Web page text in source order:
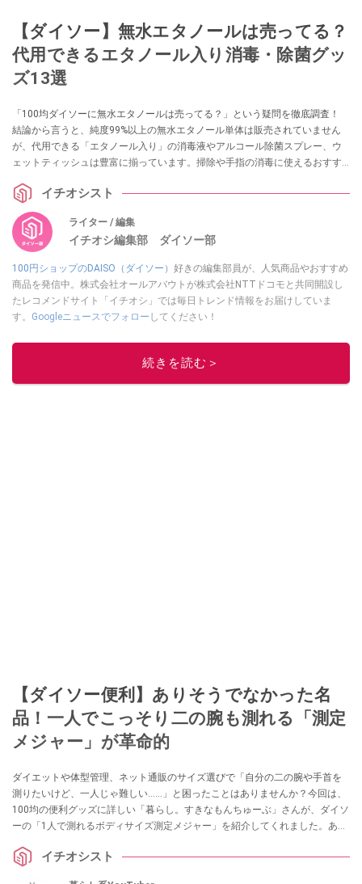
【ダイソー】無水エタノールは売ってる？
代用できるエタノール入り消毒・除菌グッ
ズ13選
「100均ダイソーに無水エタノールは売ってる？」という疑問を徹底調査！
結論から言うと、純度99%以上の無水エタノール単体は販売されていません
が、代用できる「エタノール入り」の消毒液やアルコール除菌スプレー、ウ
ェットティッシュは豊富に揃っています。掃除や手指の消毒に使えるおすす
イチオシスト
ライター / 編集
イチオシ編集部 ダイソー部
100円ショップのDAISO（ダイソー） 好きの編集部員が、人気商品やおすすめ
商品を発信中。株式会社オールアバウトが株式会社NTTドコモと共同開設し
たレコメンドサイト「イチオシ」では毎日トレンド情報をお届けしていま
す。 Googleニュースでフォロー してください！
このイチオシストの他の記事を読む
続きを読む＞
【ダイソー便利】ありそうでなかった名
品！一人でこっそり二の腕も測れる「測定
メジャー」が革命的
ダイエットや体型管理、ネット通販のサイズ選びで「自分の二の腕や手首を
測りたいけど、一人じゃ難しい……」と困ったことはありませんか？今回は、
100均の便利グッズに詳しい「暮らし。すきなもんちゅーぶ」さんが、ダイソ
ーの「1人で測れるボディサイズ測定メジャー」を紹介してくれました。あり
家に一台レベルの重宝アイテムです！
イチオシスト